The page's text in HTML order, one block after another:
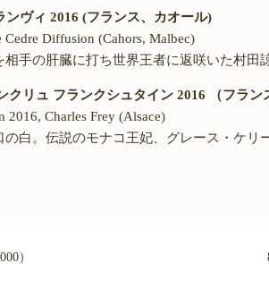
ヴィ 2016 (フランス、カオール)
Diffusion (Cahors, Malbec)
手の肝臓に打ち世界王者に返咲いた村田
リュ フランクシュタイン 2016 （フラン
2016, Charles Frey (Alsace)
白。伝説のモナコ王妃、グレース・ケリ
）